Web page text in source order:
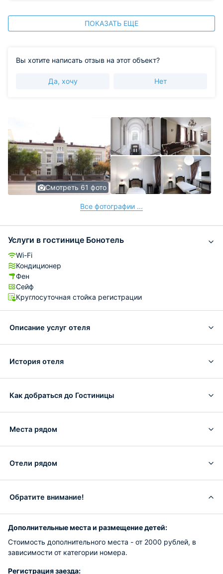
ПОКАЗАТЬ ЕЩЕ
Вы хотите написать отзыв на этот объект?
Да, хочу Нет
Смотреть 61 фото
Все фотографии ...
Услуги в гостинице Бонотель
Wi-Fi
Кондиционер
Фен
Сейф
Круглосуточная стойка регистрации
Описание услуг отеля
История отеля
Как добраться до Гостиницы
Места рядом
Отели рядом
Обратите внимание!
Дополнительные места и размещение детей:
Стоимость дополнительного места - от 2000 рублей, в
зависимости от категории номера.
Регистрация заезда: